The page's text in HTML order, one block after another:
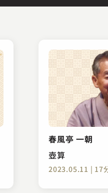
春風亭 一朝
壺算
2023.05.11 | 17